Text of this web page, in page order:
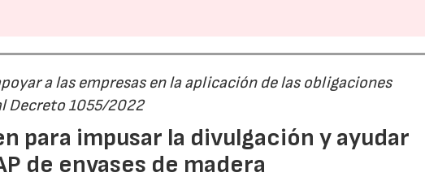
a las empresas en la aplicación de las obligaciones
Decreto 1055/2022
para impusar la divulgación y ayudar
de envases de madera